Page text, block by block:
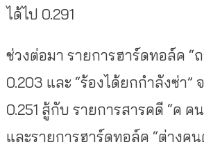
ได้ไป 0.291
ช่วงต่อมา รายการฮาร์ดทอล์ค “
0.203 และ “ร้องได้ยกกำลังซ่า”
0.251 สู้กับ รายการสารคดี “ค ค
และรายการฮาร์ดทอล์ค “ต่างค